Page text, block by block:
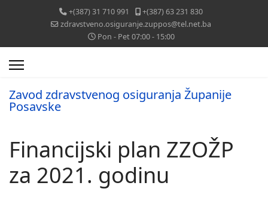
+(387) 31 710 991
+(387) 63 231 830
zdravstveno.osiguranje.zuppos@tel.net.ba
Pon - Pet 07:00 - 15:00
Zavod zdravstvenog osiguranja Županije
Posavske
Financijski plan ZZOŽP
za 2021. godinu